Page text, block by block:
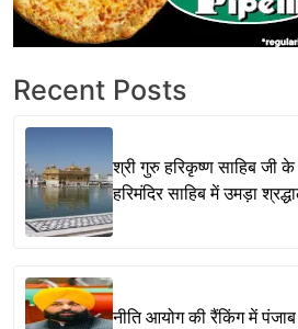
Recent Posts
श्री गुरु हरिकृष्ण साहिब जी के
हरिमंदिर साहिब में उमड़ा
नीति आयोग की रैंकिंग में